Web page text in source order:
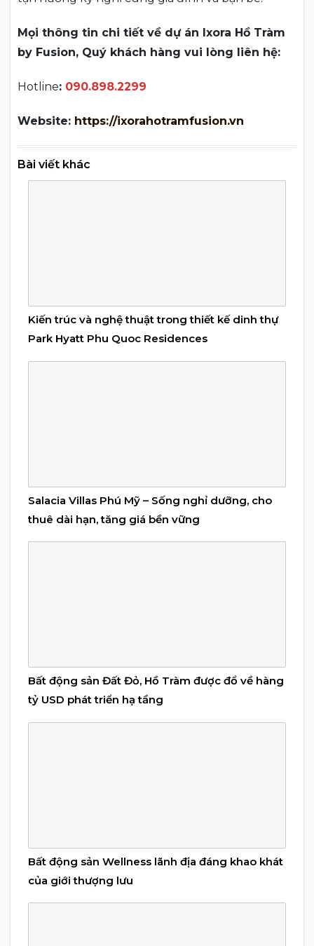
Mọi thông tin chi tiết về dự án Ixora Hồ Tràm
by Fusion, Quý khách hàng vui lòng liên hệ:
Hotline: 090.898.2299
Website: https://ixorahotramfusion.vn
Bài viết khác
Kiến trúc và nghệ thuật trong thiết kế dinh thự
Park Hyatt Phu Quoc Residences
Salacia Villas Phú Mỹ – Sống nghỉ dưỡng, cho
thuê dài hạn, tăng giá bền vững
Bất động sản Đất Đỏ, Hồ Tràm được đổ về hàng
tỷ USD phát triển hạ tầng
Bất động sản Wellness lãnh địa đáng khao khát
của giới thượng lưu